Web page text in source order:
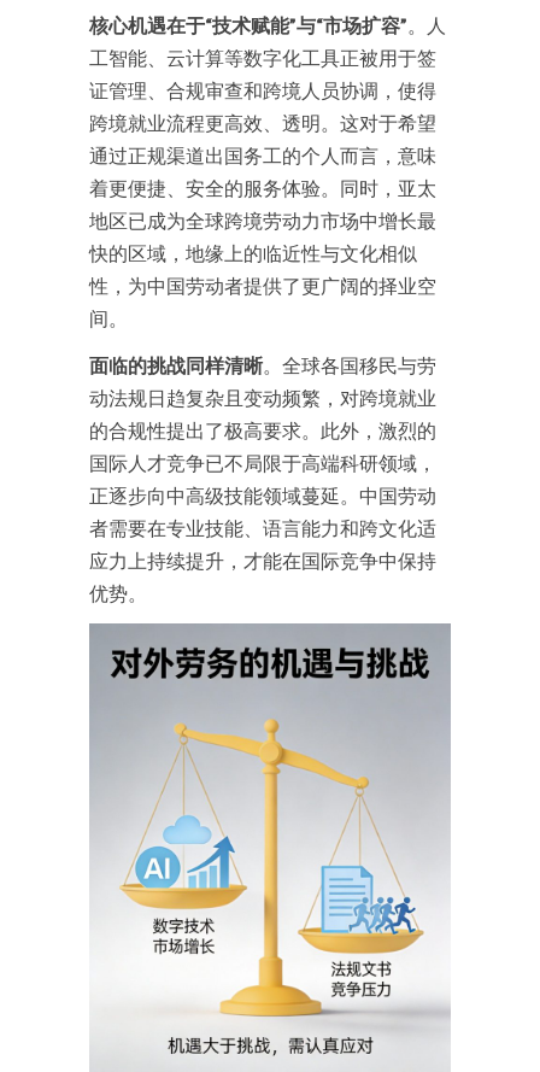
核心机遇在于“技术赋能”与“市场扩容”。人
工智能、云计算等数字化工具正被用于签
证管理、合规审查和跨境人员协调，使得
跨境就业流程更高效、透明。这对于希望
通过正规渠道出国务工的个人而言，意味
着更便捷、安全的服务体验。同时，亚太
地区已成为全球跨境劳动力市场中增长最
快的区域 ，地缘上的临近性与文化相似
性，为中国劳动者提供了更广阔的择业空
间。
面临的挑战同样清晰。全球各国移民与劳
动法规日趋复杂且变动频繁，对跨境就业
的合规性提出了极高要求。此外，激烈的
国际人才竞争已不局限于高端科研领域，
正逐步向中高级技能领域蔓延。中国劳动
者需要在专业技能、语言能力和跨文化适
应力上持续提升，才能在国际竞争中保持
优势。